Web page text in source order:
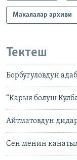
Макалалар архиви
Тектеш
Борбугуловдун
“Карыя болуш
Айтматовдун
Сен менин